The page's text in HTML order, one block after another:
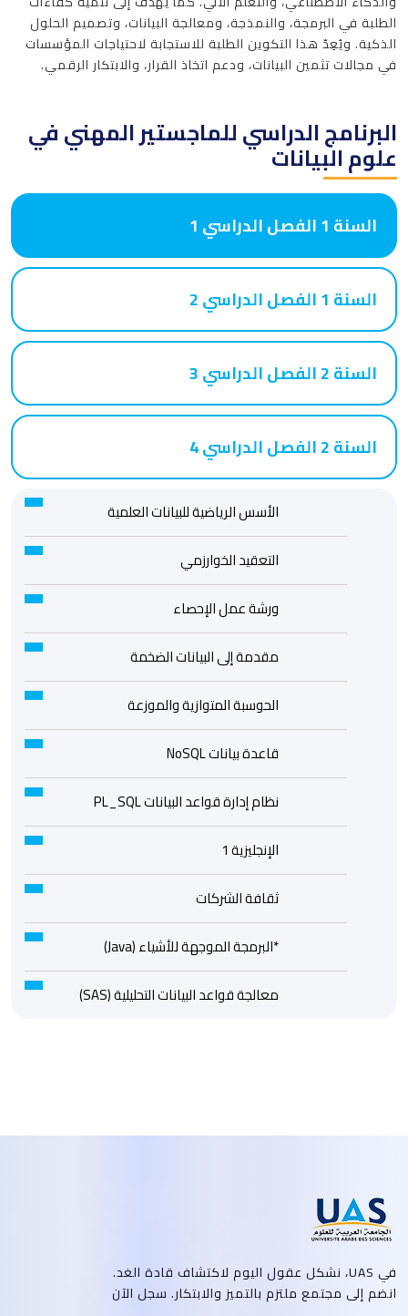
الطلبة في البرمجة، والنمذجة، ومعالجة البيانات، وتصميم الحلول
الذكية. ويُعِدّ هذا التكوين الطلبة للاستجابة لاحتياجات المؤسسات
في مجالات تثمين البيانات، ودعم اتخاذ القرار، والابتكار الرقمي.
البرنامج الدراسي للماجستير المهني في
علوم البيانات
السنة 1 الفصل الدراسي 1
السنة 1 الفصل الدراسي 2
السنة 2 الفصل الدراسي 3
السنة 2 الفصل الدراسي 4
الأسس الرياضية للبيانات العلمية
التعقيد الخوارزمي
ورشة عمل الإحصاء
مقدمة إلى البيانات الضخمة
الحوسبة المتوازية والموزعة
قاعدة بيانات NoSQL
نظام إدارة قواعد البيانات PL_SQL
الإنجليزية 1
ثقافة الشركات
*البرمجة الموجهة للأشياء (Java)
معالجة قواعد البيانات التحليلية (SAS)
في UAS، نشكل عقول اليوم لاكتشاف قادة الغد.
انضم إلى مجتمع ملتزم بالتميز والابتكار. سجل الآن